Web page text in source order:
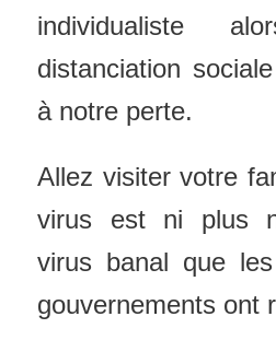
individualiste
distanciation
à notre perte.
Allez visiter votre
virus est ni plus
virus banal que
gouvernements ont